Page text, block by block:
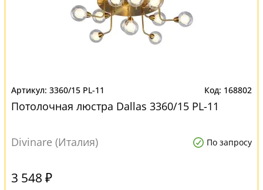
3360/15 PL-11 168802
Потолочная люстра Dallas 3360/15 PL-11
Divinare (Италия) По запросу
3 548 ₽